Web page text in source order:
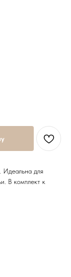
Идеальна для
В комплект к